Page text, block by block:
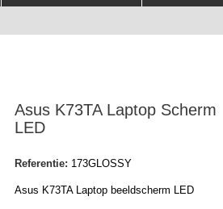
Asus K73TA Laptop Scherm
LED
Referentie: 173GLOSSY
Asus K73TA Laptop beeldscherm LED